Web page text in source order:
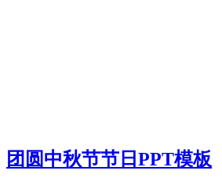
团圆中秋节节日PPT模板